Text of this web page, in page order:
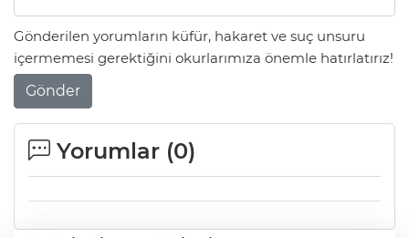
Gönderilen yorumların küfür, hakaret ve suç unsuru
içermemesi gerektiğini okurlarımıza önemle hatırlatırız!
Gönder
Yorumlar (0)